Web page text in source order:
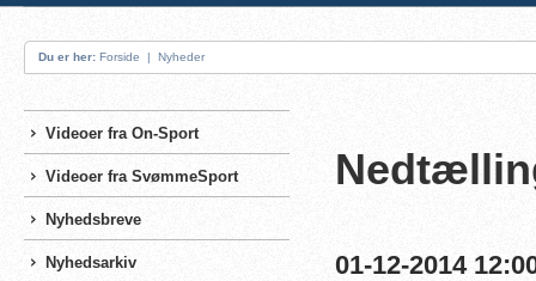
Du er her: Forside | Nyheder
Videoer fra On-Sport
Videoer fra SvømmeSport
Nyhedsbreve
Nyhedsarkiv
01-12-2014